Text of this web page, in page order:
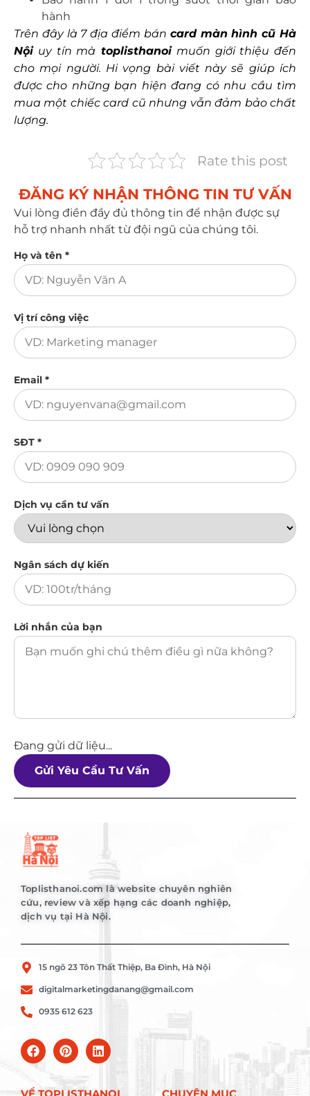
hành
Trên đây là 7 địa điểm bán card màn hình cũ Hà
Nộiuy tín mà toplisthanoimuốn giới thiệu đến
cho mọi người. Hi vọng bài viết này sẽ giúp ích
được cho những bạn hiện đang có nhu cầu tìm
mua một chiếc card cũ nhưng vẫn đảm bảo chất
lượng.
Rate this post
ĐĂNG KÝ NHẬN THÔNG TIN TƯ VẤN​
Vui lòng điền đầy đủ thông tin để nhận được sự
hỗ trợ nhanh nhất từ đội ngũ của chúng tôi.
Họ và tên *
Vị trí công việc
Email *
SĐT *
Dịch vụ cần tư vấn
Ngân sách dự kiến
Lời nhắn của bạn
Đang gửi dữ liệu...
Gửi Yêu Cầu Tư Vấn
Toplisthanoi.com là website chuyên nghiên
cứu, review và xếp hạng các doanh nghiệp,
dịch vụ tại Hà Nội.
15 ngõ 23 Tôn Thất Thiệp, Ba Đình, Hà Nội
digitalmarketingdanang@gmail.com
0935 612 623